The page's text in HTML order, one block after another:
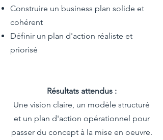
Construire un business plan solide et
cohérent
Définir un plan d'action réaliste et
priorisé
Résultats attendus :
Une vision claire, un modèle structuré
et un plan d'action opérationnel pour
passer du concept à la mise en oeuvre.